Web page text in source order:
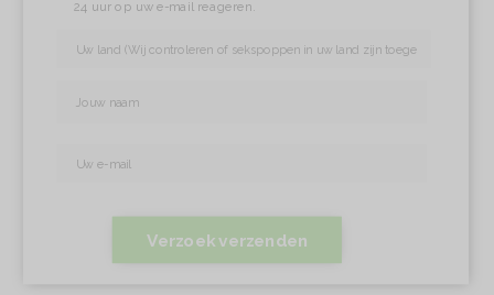
24 uur op uw e-mail reageren.
Verzoek verzenden